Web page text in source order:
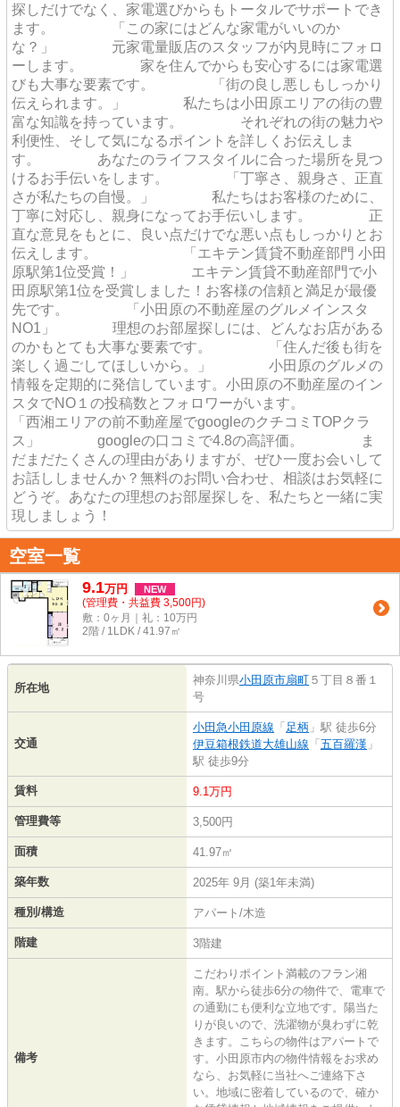
探しだけでなく、家電選びからもトータルでサポートでき
ます。 「この家にはどんな家電がいいのか
な？」 元家電量販店のスタッフが内見時にフォロ
ーします。 家を住んでからも安心するには家電選
びも大事な要素です。 「街の良し悪しもしっかり
伝えられます。」 私たちは小田原エリアの街の豊
富な知識を持っています。 それぞれの街の魅力や
利便性、そして気になるポイントを詳しくお伝えしま
す。 あなたのライフスタイルに合った場所を見つ
けるお手伝いをします。 「丁寧さ、親身さ、正直
さが私たちの自慢。」 私たちはお客様のために、
丁寧に対応し、親身になってお手伝いします。 正
直な意見をもとに、良い点だけでな悪い点もしっかりとお
伝えします。 「エキテン賃貸不動産部門 小田
原駅第1位受賞！」 エキテン賃貸不動産部門で小
田原駅第1位を受賞しました！お客様の信頼と満足が最優
先です。 「小田原の不動産屋のグルメインスタ
NO1」 理想のお部屋探しには、どんなお店がある
のかもとても大事な要素です。 「住んだ後も街を
楽しく過ごしてほしいから。」 小田原のグルメの
情報を定期的に発信しています。小田原の不動産屋のイン
スタでNO１の投稿数とフォロワーがいます。
「西湘エリアの前不動産屋でgoogleのクチコミTOPクラ
ス」 googleの口コミで4.8の高評価。 ま
だまだたくさんの理由がありますが、ぜひ一度お会いして
お話ししませんか？無料のお問い合わせ、相談はお気軽に
どうぞ。あなたの理想のお部屋探しを、私たちと一緒に実
現しましょう！
空室一覧
9.1万円 NEW
(管理費・共益費 3,500円)
敷：0ヶ月｜礼：10万円
2階 / 1LDK / 41.97㎡
所在地
神奈川県小田原市扇町 ５丁目８番１
号
交通
小田急小田原線 「 足柄 」駅 徒歩6分
伊豆箱根鉄道大雄山線 「 五百羅漢 」
駅 徒歩9分
賃料 9.1万円
管理費等 3,500円
面積 41.97㎡
築年数 2025年 9月 (築1年未満)
種別/構造 アパート/木造
階建 3階建
備考
こだわりポイント満載のフラン湘
南。駅から徒歩6分の物件で、電車で
の通勤にも便利な立地です。陽当た
りが良いので、洗濯物が臭わずに乾
きます。こちらの物件はアパートで
す。小田原市内の物件情報をお求め
なら、お気軽に当社へご連絡下さ
い。地域に密着しているので、確か